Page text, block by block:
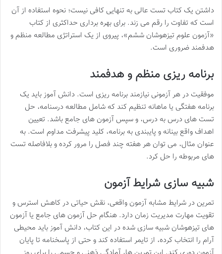
داشتن یک کتاب تست عالی به تنهایی کافی نیست؛ نحوه استفاده از آن
است که تفاوت را رقم می زند. برای بهره برداری حداکثری از کتاب
«آزمون علوم تیزهوشان ششم»، پیروی از یک استراتژی مطالعه منظم و
هدفمند ضروری است.
برنامه ریزی منظم و هدفمند
موفقیت در هر آزمونی نیازمند برنامه ریزی است. دانش آموز باید یک
برنامه هفتگی یا ماهانه تنظیم کند که شامل مطالعه درسنامه، حل
تست های درس به درس، و سپس آزمون های جامع باشد. تعیین
اهداف واقع بینانه و پایبندی به برنامه، کلید پیشرفت مداوم است. به
عنوان مثال، می توان هر هفته چند فصل را مرور کرده و بلافاصله تست
های مربوطه را حل کرد.
شبیه سازی شرایط آزمون
تمرین در شرایط مشابه آزمون واقعی، نقش حیاتی در کاهش استرس و
تقویت مهارت مدیریت زمان دارد. هنگام حل آزمون های جامع یا آزمون
های تیزهوشان شبیه سازی شده در این کتاب، دانش آموز باید محیطی
آرام را انتخاب کرده، از تایمر استفاده کند و حتی از پاسخنامه تا پایان